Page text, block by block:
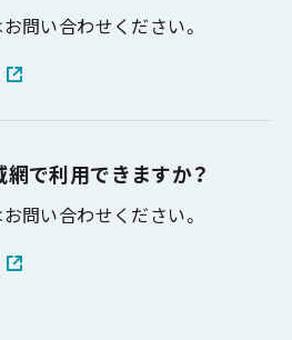
問い合わせください。
で利用できますか？
問い合わせください。